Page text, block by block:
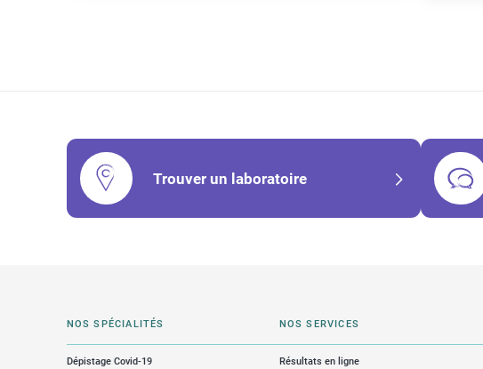
Trouver un laboratoire
NOS SPÉCIALITÉS
Dépistage Covid-19
NOS SERVICES
Résultats en ligne